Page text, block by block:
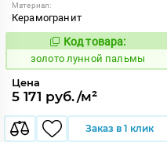
Материал:
Керамогранит
521942
Код товара:
золото лунной пальмы
Цена
5 171 руб./м²
Заказ в 1 клик